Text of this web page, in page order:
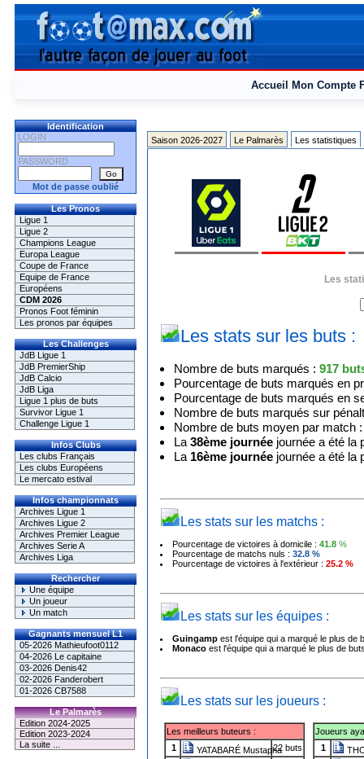
Accueil Mon Compte
Identification
LOGIN
PASSWORD
Mot de passe oublié
Les Pronos
Ligue 1
Ligue 2
Champions League
Europa League
Coupe de France
Equipe de France
Européens
CDM 2026
Pronos Foot féminin
Les pronos par équipes
Les Challenges
JdB Ligue 1
JdB PremierShip
JdB Calcio
JdB Liga
Ligue 1 plus de buts
Survivor Ligue 1
Challenge Ligue 1
Infos Clubs
Les clubs Français
Les clubs Européens
Le mercato estival
Infos championnats
Archives Ligue 1
Archives Ligue 2
Archives Premier League
Archives Serie A
Archives Liga
Rechercher
Une équipe
Un joueur
Un match
Gagnants mensuel L1
05-2026 Mathieufoot0112
04-2026 Le capitaine
03-2026 Denis42
02-2026 Fanderobert
01-2026 CB7588
Le Palmarès
Edition 2024-2025
Edition 2023-2024
La suite ...
Saison 2026-2027 Le Palmarès Les statistiques
Les
Les stats sur les buts :
Nombre de buts marqués : 917
Pourcentage de buts marqués en
Pourcentage de buts marqués en
Nombre de buts marqués sur
Nombre de buts moyen par match
La 38ème journéejournée a été la
La 16ème journéejournée a été la
Les stats sur les matchs :
Pourcentage de victoires à domicile : 41.8%
Pourcentage de matchs nuls : 32.8%
Pourcentage de victoires à l'extérieur : 25.2%
Les stats sur les équipes :
Guingampest l'équipe qui a marqué le plus de
Monacoest l'équipe qui a marqué le plus de
Les stats sur les joueurs :
Les meilleurs buteurs :
1
YATABARÉ Mustapha22 buts
Joueurs
1